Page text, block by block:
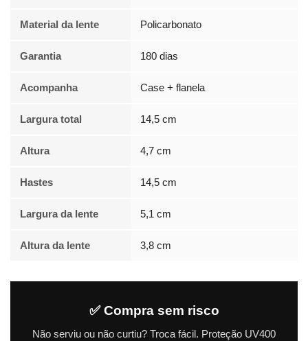
Material da lente Policarbonato
Garantia 180 dias
Acompanha Case + flanela
Largura total 14,5 cm
Altura 4,7 cm
Hastes 14,5 cm
Largura da lente 5,1 cm
Altura da lente 3,8 cm
✅ Compra sem risco
Não serviu ou não curtiu? Troca fácil. Proteção UV400